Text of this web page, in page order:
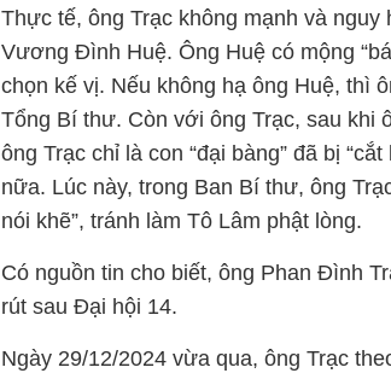
Thực tế, ông Trạc không mạnh và
Vương Đình Huệ. Ông Huệ có mộng
chọn kế vị. Nếu không hạ ông Huệ, thì
Tổng Bí thư. Còn với ông Trạc, sau khi
ông Trạc chỉ là con “đại bàng” đã bị
nữa. Lúc này, trong Ban Bí thư, ông
nói khẽ”, tránh làm Tô Lâm phật lòng.
Có nguồn tin cho biết, ông Phan Đình
rút sau Đại hội 14.
Ngày 29/12/2024 vừa qua, ông Trạc